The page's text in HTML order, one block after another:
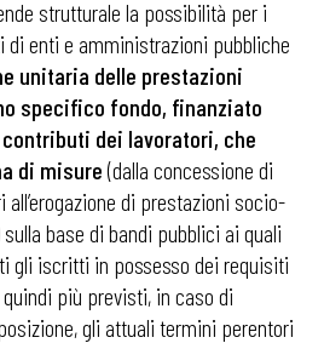
strutturale la possibilità per i
enti e amministrazioni pubbliche
unitaria delle prestazioni
specifico fondo, finanziato
dei lavoratori, che
di misure(dalla concessione di
di prestazioni socio-
base di bandi pubblici ai quali
gli iscritti in possesso dei requisiti
più previsti, in caso di
gli attuali termini perentori